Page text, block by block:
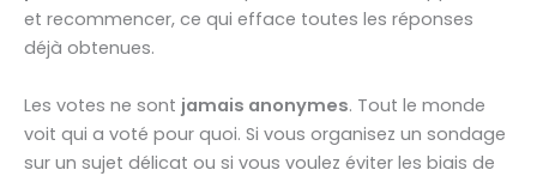
et recommencer, ce qui efface toutes les réponses
déjà obtenues.
Les votes ne sont jamais anonymes. Tout le monde
voit qui a voté pour quoi. Si vous organisez un sondage
sur un sujet délicat ou si vous voulez éviter les biais de